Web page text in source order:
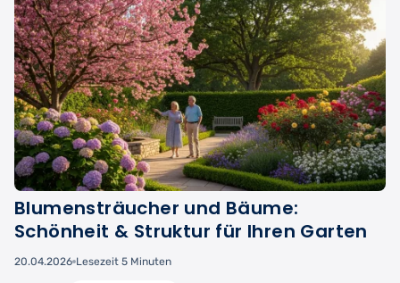
Blumensträucher und Bäume:
Schönheit & Struktur für Ihren Garten
20.04.2026 Lesezeit 5 Minuten